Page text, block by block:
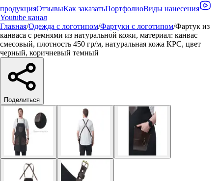
продукцияОтзывыКак заказатьПортфолиоВиды нанесения
Youtube канал
Главная/Одежда с логотипом/Фартуки с логотипом/Фартук из
канваса с ремнями из натуральной кожи, материал: канвас
смесовый, плотность 450 гр/м, натуральная кожа КРС, цвет
черный, коричневый темный
Поделиться